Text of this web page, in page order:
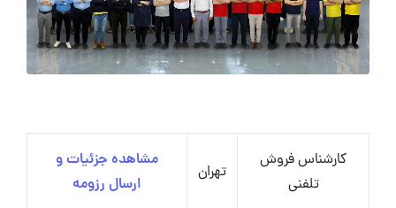
کارشناس فروش
تلفنی
تهران
مشاهده جزئیات و
ارسال رزومه